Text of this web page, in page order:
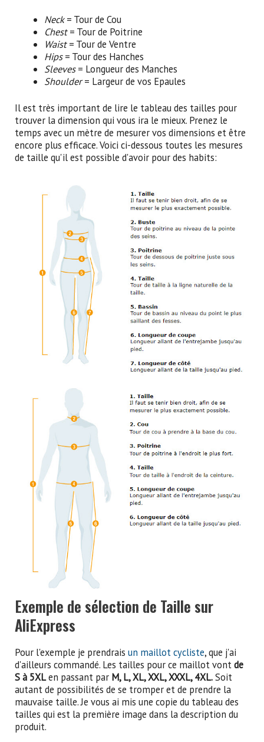
Neck= Tour de Cou
Chest= Tour de Poitrine
Waist= Tour de Ventre
Hips= Tour des Hanches
Sleeves= Longueur des Manches
Shoulder= Largeur de vos Epaules
Il est très important de lire le tableau des tailles pour
trouver la dimension qui vous ira le mieux. Prenez le
temps avec un mètre de mesurer vos dimensions et être
encore plus efficace. Voici ci-dessous toutes les mesures
de taille qu'il est possible d'avoir pour des habits:
Exemple de sélection de Taille sur
AliExpress
Pour l'exemple je prendraisun maillot cycliste, que j'ai
d'ailleurs commandé. Les tailles pour ce maillot vontde
S à 5XLen passant par M, L, XL, XXL, XXXL, 4XL.Soit
autant de possibilités de se tromper et de prendre la
mauvaise taille. Je vous ai mis une copie du tableau des
tailles qui est la première image dans la description du
produit.